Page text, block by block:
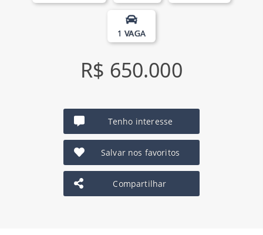
1 VAGA
R$ 650.000
Tenho interesse
Salvar nos favoritos
Compartilhar